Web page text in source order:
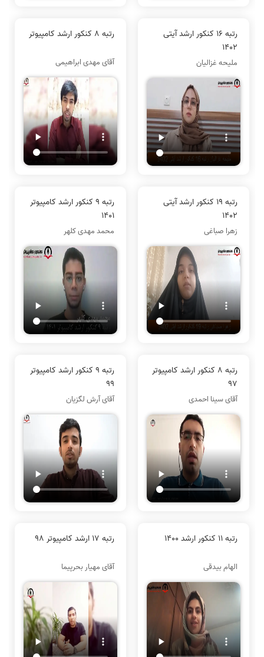
رتبه 16 کنکور ارشد آیتی
1402
ملیحه غزالیان
رتبه 8 کنکور ارشد کامپیوتر
آقای مهدی ابراهیمی
رتبه 19 کنکور ارشد آیتی
1402
زهرا صباغی
رتبه 9 کنکور ارشد کامپیوتر
1401
محمد مهدی کلهر
رتبه 8 کنکور ارشد کامپیوتر
97
آقای سینا احمدی
رتبه 9 کنکور ارشد کامپیوتر
99
آقای آرش لگزیان
رتبه 11 کنکور ارشد 1400
الهام بیدقی
رتبه 17 ارشد کامپیوتر 98
آقای مهیار بحرپیما